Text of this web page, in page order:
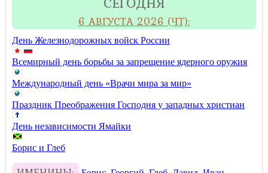
6 АВГУСТА 2026 (ЧТ):
День Железнодорожных войск России
Всемирный день борьбы за запрещение ядерного оружия
Международный день «Врачи мира за мир»
Праздник Преображения Господня у западных христиан
День независимости Ямайки
Борис и Глеб